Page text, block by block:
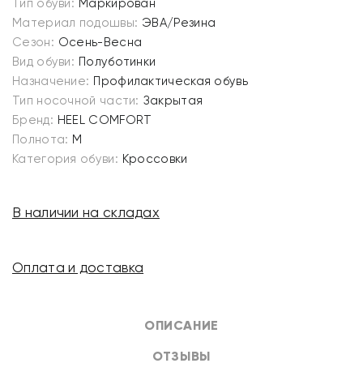
ОПИСАНИЕ
ОТЗЫВЫ
Тип обуви: Маркирован
Материал подошвы: ЭВА/Резина
Сезон: Осень-Весна
Вид обуви: Полуботинки
Назначение: Профилактическая обувь
Тип носочной части: Закрытая
Бренд: HEEL COMFORT
Полнота: M
Категория обуви: Кроссовки
В наличии на складах
Оплата и доставка